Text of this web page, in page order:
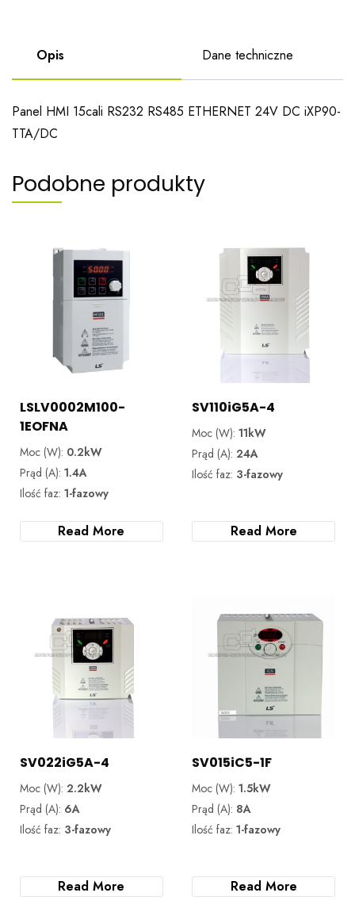
Opis Dane techniczne
Panel HMI 15cali RS232 RS485 ETHERNET 24V DC iXP90-
TTA/DC
Podobne produkty
LSLV0002M100-
1EOFNA
Moc (W): 0.2kW
Prąd (A): 1.4A
Ilość faz: 1-fazowy
Read More
SV110iG5A-4
Moc (W):11kW
Prąd (A): 24A
Ilość faz: 3-fazowy
Read More
SV022iG5A-4
Moc (W): 2.2kW
Prąd (A): 6A
Ilość faz: 3-fazowy
Read More
SV015iC5-1F
Moc (W):1.5kW
Prąd (A): 8A
Ilość faz:1-fazowy
Read More